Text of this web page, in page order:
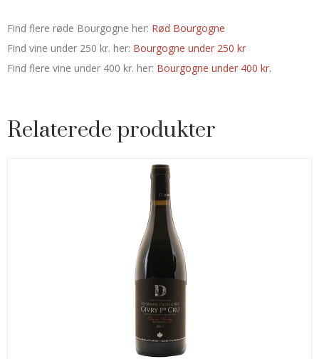
Find flere røde Bourgogne her: Rød Bourgogne
Find vine under 250 kr. her: Bourgogne under 250 kr
Find flere vine under 400 kr. her: Bourgogne under 400 kr.
Relaterede produkter